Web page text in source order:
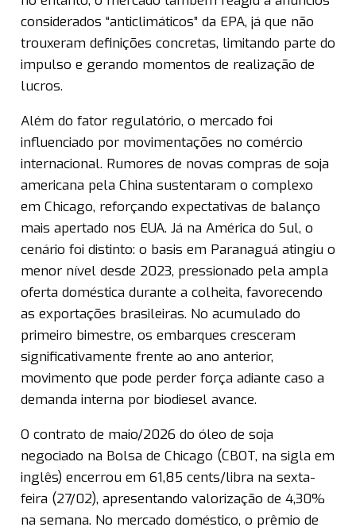
considerados “anticlimáticos” da EPA, já que não
trouxeram definições concretas, limitando parte do
impulso e gerando momentos de realização de
lucros.
Além do fator regulatório, o mercado foi
influenciado por movimentações no comércio
internacional. Rumores de novas compras de soja
americana pela China sustentaram o complexo
em Chicago, reforçando expectativas de balanço
mais apertado nos EUA. Já na América do Sul, o
cenário foi distinto: o basis em Paranaguá atingiu o
menor nível desde 2023, pressionado pela ampla
oferta doméstica durante a colheita, favorecendo
as exportações brasileiras. No acumulado do
primeiro bimestre, os embarques cresceram
significativamente frente ao ano anterior,
movimento que pode perder força adiante caso a
demanda interna por biodiesel avance.
O contrato de maio/2026 do óleo de soja
negociado na Bolsa de Chicago (CBOT, na sigla em
inglês) encerrou em 61,85 cents/libra na sexta-
feira (27/02), apresentando valorização de 4,30%
na semana. No mercado doméstico, o prêmio de